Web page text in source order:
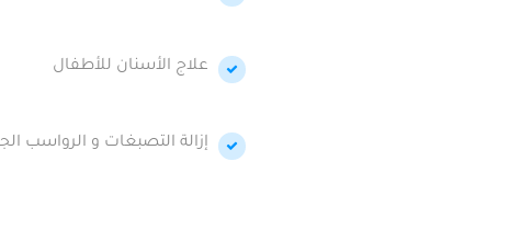
علاج الأسنان للأطفال
إزالة التصبغات و الرواسب